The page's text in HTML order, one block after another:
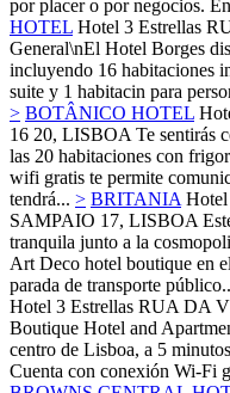
por placer o por negocios.
HOTEL Hotel 3 Estrellas
General\nEl Hotel Borges
incluyendo 16 habitaciones
suite y 1 habitacin para
> BOTÂNICO HOTEL
16 20, LISBOA Te sentirás
las 20 habitaciones con
wifi gratis te permite
tendrá... > BRITANIA Hotel
SAMPAIO 17, LISBOA
tranquila junto a la
Art Deco hotel boutique en
parada de transporte
Hotel 3 Estrellas RUA DA
Boutique Hotel and
centro de Lisboa, a 5
Cuenta con conexión Wi-Fi